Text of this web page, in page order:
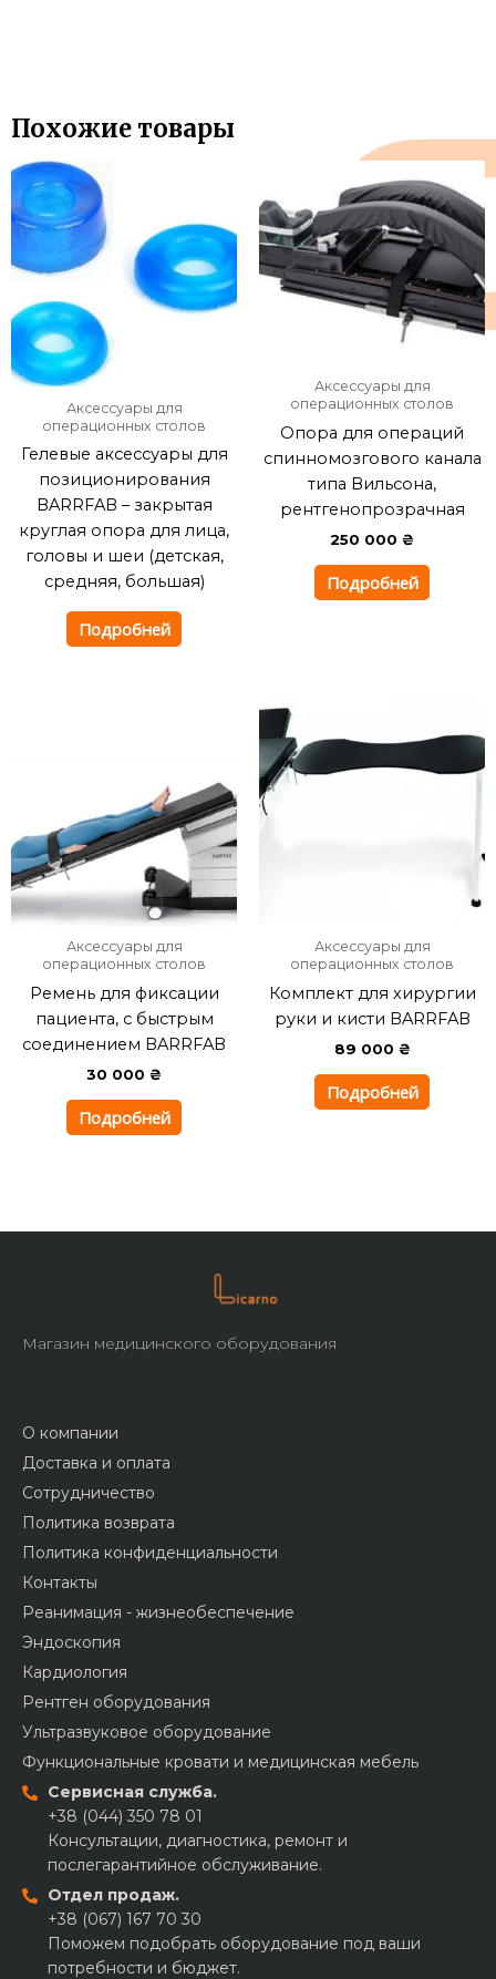
Похожие товары
Аксессуары для
операционных столов
Гелевые аксессуары для
позиционирования
BARRFAB – закрытая
круглая опора для лица,
головы и шеи (детская,
средняя, ​​большая)
Подробней
Аксессуары для
операционных столов
Опора для операций
спинномозгового канала
типа Вильсона,
рентгенопрозрачная
250 000 ₴
Подробней
Аксессуары для
операционных столов
Ремень для фиксации
пациента, с быстрым
соединением BARRFAB
30 000 ₴
Подробней
Аксессуары для
операционных столов
Комплект для хирургии
руки и кисти BARRFAB
89 000 ₴
Подробней
Магазин медицинского оборудования
О компании
Доставка и оплата
Сотрудничество
Политика возврата
Политика конфиденциальности
Контакты
Реанимация - жизнеобеспечение
Эндоскопия
Кардиология
Рентген оборудования
Ультразвуковое оборудование
Функциональные кровати и медицинская мебель
Сервисная служба.
+38 (044) 350 78 01
Консультации, диагностика, ремонт и
послегарантийное обслуживание.
Отдел продаж.
+38 (067) 167 70 30
Поможем подобрать оборудование под ваши
потребности и бюджет.